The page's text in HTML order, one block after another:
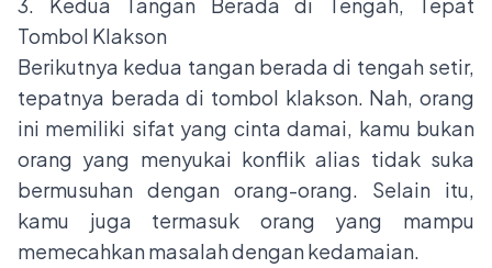
3. Kedua Tangan Berada di Tengah, Tepat
Tombol Klakson
Berikutnya kedua tangan berada di tengah setir,
tepatnya berada di tombol klakson. Nah, orang
ini memiliki sifat yang cinta damai, kamu bukan
orang yang menyukai konflik alias tidak suka
bermusuhan dengan orang-orang. Selain itu,
kamu juga termasuk orang yang mampu
memecahkan masalah dengan kedamaian.